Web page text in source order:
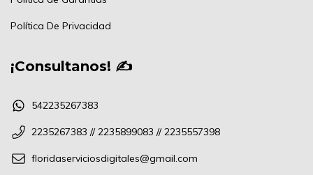
Política De Privacidad
¡Consultanos! ✍
542235267383
2235267383 // 2235899083 // 2235557398
floridaserviciosdigitales@gmail.com